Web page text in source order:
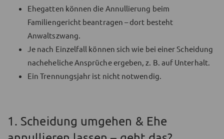
Ehegatten können die Annullierung beim
Familiengericht beantragen – dort besteht
Anwaltszwang.
Je nach Einzelfall können sich wie bei einer Scheidung
nacheheliche Ansprüche ergeben, z. B. auf Unterhalt.
Ein Trennungsjahr ist nicht notwendig.
1. Scheidung umgehen & Ehe